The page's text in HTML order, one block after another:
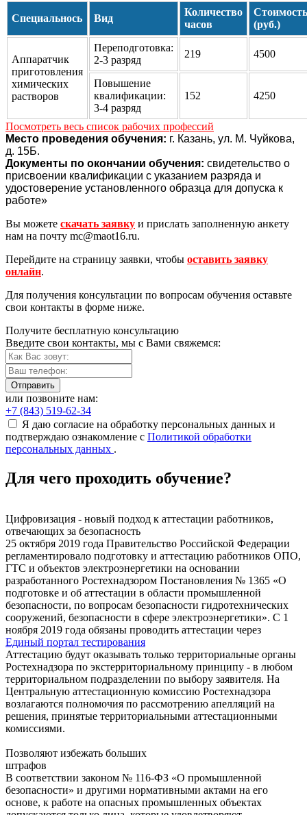
Специальнось Вид
Количество
часов
Стоимость
(руб.)
Аппаратчик
приготовления
химических
растворов
Переподготовка:
2-3 разряд
219 4500
Повышение
квалификации:
3-4 разряд
152 4250
Посмотреть весь список рабочих профессий
Место проведения обучения: г. Казань, ул. М. Чуйкова,
д. 15Б.
Документы по окончании обучения: свидетельство о
присвоении квалификации с указанием разряда и
удостоверение установленного образца для допуска к
работе»
Вы можете cкачать заявку и приcлать заполненную анкету
нам на почту mc@maot16.ru.
Перейдите на страницу заявки, чтобы оставить заявку
онлайн.
Для получения консультации по вопросам обучения оставьте
свои контакты в форме ниже.
Получите бесплатную консультацию
Введите свои контакты, мы с Вами свяжемся:
Отправить
или позвоните нам:
+7 (843) 519-62-34
Я даю согласие на обработку персональных данных и
подтверждаю ознакомление с Политикой обработки
персональных данных .
Для чего проходить обучение?
Цифровизация - новый подход к аттестации работников,
отвечающих за безопасность
25 октября 2019 года Правительство Российской Федерации
регламентировало подготовку и аттестацию работников ОПО,
ГТС и объектов электроэнергетики на основании
разработанного Ростехнадзором Постановления № 1365 «О
подготовке и об аттестации в области промышленной
безопасности, по вопросам безопасности гидротехнических
сооружений, безопасности в сфере электроэнергетики». С 1
ноября 2019 года обязаны проводить аттестации через
Единый портал тестирования
Аттестацию будут оказывать только территориальные органы
Ростехнадзора по экстерриториальному принципу - в любом
территориальном подразделении по выбору заявителя. На
Центральную аттестационную комиссию Ростехнадзора
возлагаются полномочия по рассмотрению апелляций на
решения, принятые территориальными аттестационными
комиссиями.
Позволяют избежать больших
штрафов
В соответствии законом № 116-ФЗ «О промышленной
безопасности» и другими нормативными актами на его
основе, к работе на опасных промышленных объектах